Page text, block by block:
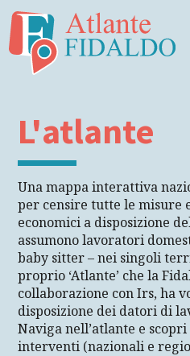
L'atlante
Una mappa interattiva
per censire tutte le misure
economici a disposizione
assumono lavoratori
baby sitter – nei singoli
proprio ‘Atlante’ che la
collaborazione con Irs, ha
disposizione dei datori di
Naviga nell’atlante e
interventi (nazionali e